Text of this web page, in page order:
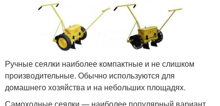
Ручные сеялки наиболее компактные и не слишком
производительные. Обычно используются для
домашнего хозяйства и на небольших площадях.